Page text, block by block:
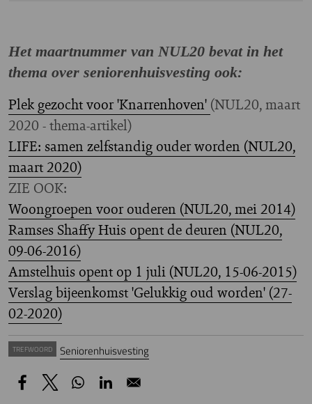
Het maartnummer van NUL20 bevat in het
thema over seniorenhuisvesting ook:
Plek gezocht voor 'Knarrenhoven' (NUL20, maart
2020 - thema-artikel)
LIFE: samen zelfstandig ouder worden (NUL20,
maart 2020)
ZIE OOK:
Woongroepen voor ouderen (NUL20, mei 2014)
Ramses Shaffy Huis opent de deuren (NUL20,
09-06-2016)
Amstelhuis opent op 1 juli (NUL20, 15-06-2015)
Verslag bijeenkomst 'Gelukkig oud worden' (27-
02-2020)
TREFWOORD Seniorenhuisvesting